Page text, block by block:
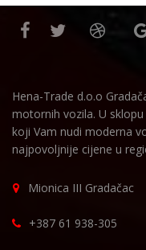
Hena-Trade d.o.o
motornih vozila. U
koji Vam nudi moderna
najpovoljnije cijene u
Mionica III Gradačac
+387 61 938-305